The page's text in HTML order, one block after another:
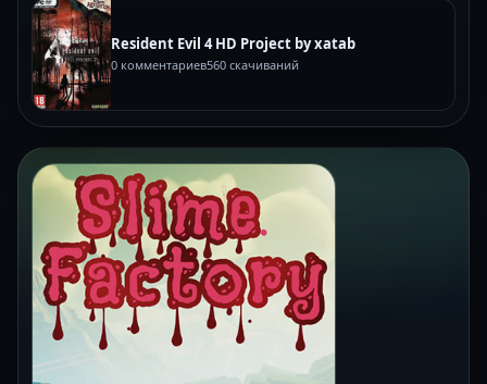
Resident Evil 4 HD Project by xatab
0 комментариев560 скачиваний